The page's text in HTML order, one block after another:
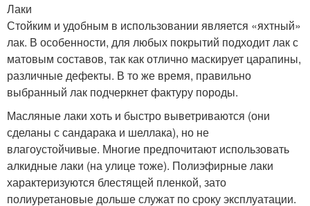
Лаки
Стойким и удобным в использовании является «яхтный»
лак. В особенности, для любых покрытий подходит лак с
матовым составов, так как отлично маскирует царапины,
различные дефекты. В то же время, правильно
выбранный лак подчеркнет фактуру породы.
Масляные лаки хоть и быстро выветриваются (они
сделаны с сандарака и шеллака), но не
влагоустойчивые. Многие предпочитают использовать
алкидные лаки (на улице тоже). Полиэфирные лаки
характеризуются блестящей пленкой, зато
полиуретановые дольше служат по сроку эксплуатации.